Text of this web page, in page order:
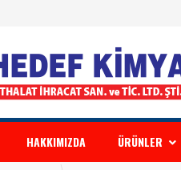
HAKKIMIZDA ÜRÜNLER